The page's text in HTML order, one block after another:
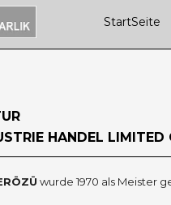
StartSeite
HANDEL LIMITED
wurde 1970 als Meister